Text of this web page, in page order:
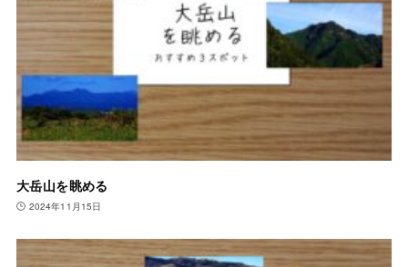
大岳山を眺める
2024年11月15日